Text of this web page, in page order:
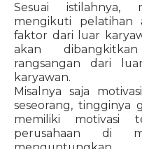
Sesuai istilahnya,
mengikuti pelatihan
faktor dari luar
akan
rangsangan dari
karyawan.
Misalnya saja
seseorang, tingginya
memiliki motivasi
perusahaan di